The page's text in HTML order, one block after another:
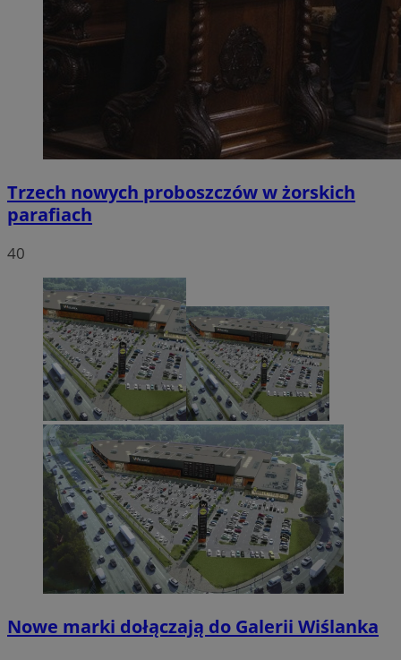
Trzech nowych proboszczów w żorskich
parafiach
40
Nowe marki dołączają do Galerii Wiślanka